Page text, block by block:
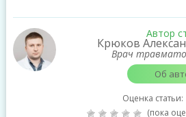
Автор
Крюков
Врач
Об
Оценка статьи:
(пока